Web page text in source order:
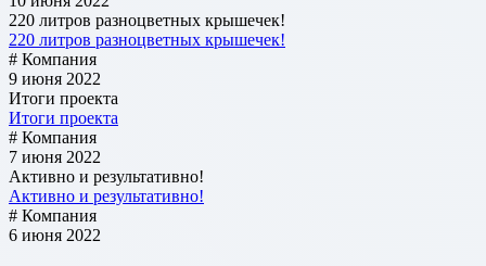
220 литров разноцветных крышечек!
220 литров разноцветных крышечек!
# Компания
9 июня 2022
Итоги проекта
Итоги проекта
# Компания
7 июня 2022
Активно и результативно!
Активно и результативно!
# Компания
6 июня 2022